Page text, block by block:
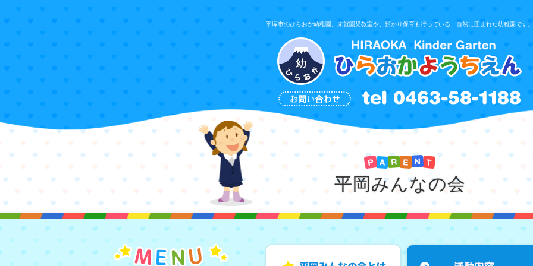
平塚市のひらおか幼稚園。未就園児教室や、預かり保育も行っている、自然に囲まれた幼稚園です。
平岡みんなの会